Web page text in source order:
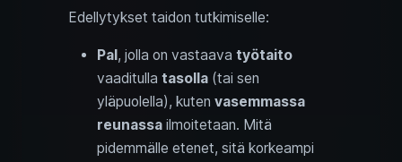
Edellytykset taidon tutkimiselle:
Pal , jolla on vastaava työtaito
vaaditulla tasolla (tai sen
yläpuolella), kuten vasemmassa
reunassa ilmoitetaan. Mitä
pidemmälle etenet, sitä korkeampi